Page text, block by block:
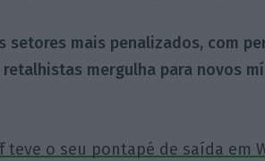
setores mais penalizados, com
retalhistas mergulha para novos
teve o seu pontapé de saída em